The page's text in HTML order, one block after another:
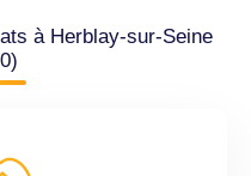
à Herblay-sur-Seine